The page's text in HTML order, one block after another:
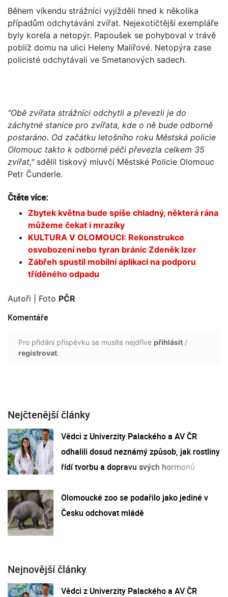
Během víkendu strážníci vyjížděli hned k několika
případům odchytávání zvířat. Nejexotičtější exempláře
byly korela a netopýr. Papoušek se pohyboval v trávě
poblíž domu na ulici Heleny Malířové. Netopýra zase
policisté odchytávali ve Smetanových sadech.
"Obě zvířata strážníci odchytli a převezli je do
záchytné stanice pro zvířata, kde o ně bude odborně
postaráno. Od začátku letošního roku Městská policie
Olomouc takto k odborné péči převezla celkem 35
zvířat,"sdělil tiskový mluvčí Městské Policie Olomouc
Petr Čunderle.
Čtěte více:
Zbytek května bude spíše chladný, některá rána
můžeme čekat i mrazíky
KULTURA V OLOMOUCI: Rekonstrukce
osvobození nebo tyran bránic Zdeněk Izer
Zábřeh spustil mobilní aplikaci na podporu
tříděného odpadu
Autoři | Foto PČR
Komentáře
Pro přidání příspěvku se musíte nejdříve přihlásit /
registrovat.
Nejčtenější články
Vědci z Univerzity Palackého a AV ČR
odhalili dosud neznámý způsob, jak rostliny
řídí tvorbu a dopravu svých hormonů
Olomoucké zoo se podařilo jako jediné v
Česku odchovat mládě
Nejnovější články
Vědci z Univerzity Palackého a AV ČR